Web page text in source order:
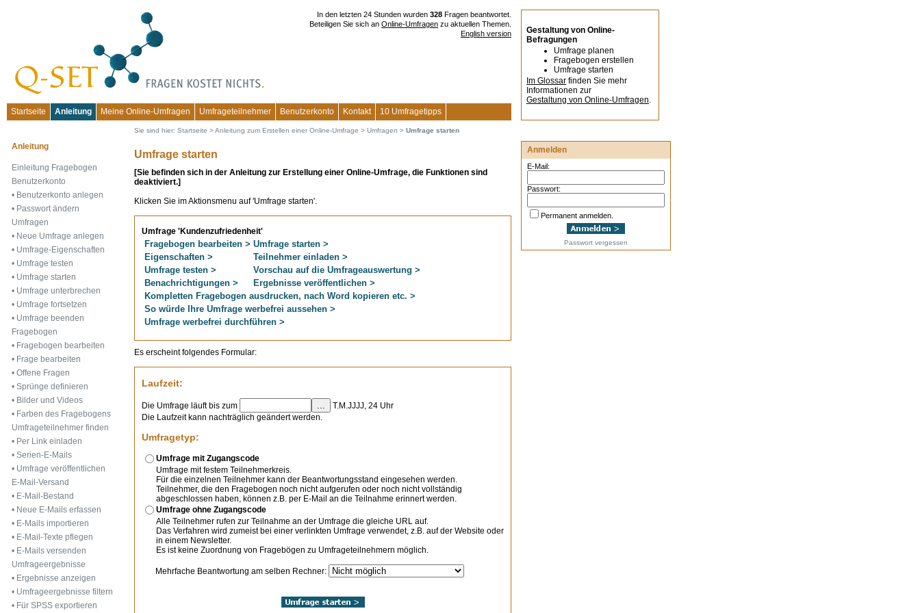
In den letzten 24 Stunden wurden 328 Fragen beantwortet.
Beteiligen Sie sich an Online-Umfragen zu aktuellen Themen.
English version
Gestaltung von Online-
Befragungen
Umfrage planen
Fragebogen erstellen
Umfrage starten
Im Glossar finden Sie mehr
Informationen zur
Gestaltung von Online-Umfragen.
Startseite
Anleitung Meine Online-Umfragen Umfrageteilnehmer Benutzerkonto Kontakt 10 Umfragetipps
Sie sind hier: Startseite >Anleitung zum Erstellen einer Online-Umfrage > Umfragen > Umfrage starten
Umfrage starten
[Sie befinden sich in der Anleitung zur Erstellung einer Online-Umfrage, die Funktionen sind
deaktiviert.]
Klicken Sie im Aktionsmenu auf 'Umfrage starten'.
Umfrage 'Kundenzufriedenheit'
Fragebogen bearbeiten > Umfrage starten >
Eigenschaften >
Teilnehmer einladen >
Umfrage testen >
Vorschau auf die Umfrageauswertung >
Benachrichtigungen >
Ergebnisse veröffentlichen >
Kompletten Fragebogen ausdrucken, nach Word kopieren etc. >
So würde Ihre Umfrage werbefrei aussehen >
Umfrage werbefrei durchführen >
Es erscheint folgendes Formular:
Laufzeit:
Die Umfrage läuft bis zum
T.M.JJJJ, 24 Uhr
Die Laufzeit kann nachträglich geändert werden.
Umfragetyp:
Umfrage mit Zugangscode
Umfrage mit festem Teilnehmerkreis.
Für die einzelnen Teilnehmer kann der Beantwortungsstand eingesehen werden.
Teilnehmer, die den Fragebogen noch nicht aufgerufen oder noch nicht vollständig
abgeschlossen haben, können z.B. per E-Mail an die Teilnahme erinnert werden.
Umfrage ohne Zugangscode
Alle Teilnehmer rufen zur Teilnahme an der Umfrage die gleiche URL auf.
Das Verfahren wird zumeist bei einer verlinkten Umfrage verwendet, z.B. auf der Website oder
in einem Newsletter.
Es ist keine Zuordnung von Fragebögen zu Umfrageteilnehmern möglich.
Mehrfache Beantwortung am selben Rechner:
Anmelden
E-Mail:
Passwort:
Permanent anmelden.
Passwort vergessen
Anleitung
Einleitung Fragebogen
Benutzerkonto
• Benutzerkonto anlegen
• Passwort ändern
Umfragen
• Neue Umfrage anlegen
• Umfrage-Eigenschaften
• Umfrage testen
• Umfrage starten
• Umfrage unterbrechen
• Umfrage fortsetzen
• Umfrage beenden
Fragebogen
• Fragebogen bearbeiten
• Frage bearbeiten
• Offene Fragen
• Sprünge definieren
• Bilder und Videos
• Farben des Fragebogens
Umfrageteilnehmer finden
• Per Link einladen
• Serien-E-Mails
• Umfrage veröffentlichen
E-Mail-Versand
• E-Mail-Bestand
• Neue E-Mails erfassen
• E-Mails importieren
• E-Mail-Texte pflegen
• E-Mails versenden
Umfrageergebnisse
• Ergebnisse anzeigen
• Umfrageergebnisse filtern
• Für SPSS exportieren